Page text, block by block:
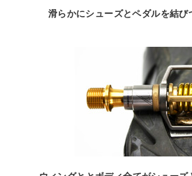
滑らかにシューズとペダルを結